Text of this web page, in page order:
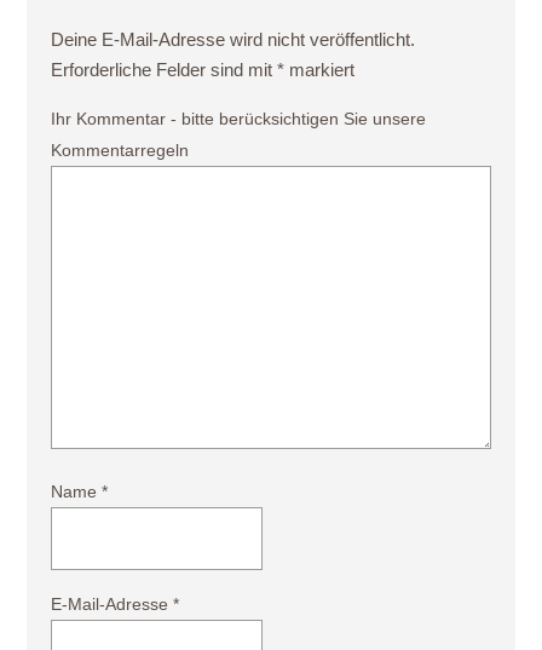
Deine E-Mail-Adresse wird nicht veröffentlicht.
Erforderliche Felder sind mit* markiert
Ihr Kommentar - bitte berücksichtigen Sie unsere
Kommentarregeln
Name*
E-Mail-Adresse*